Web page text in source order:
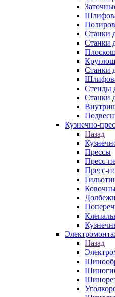
Станки
Станки
Станки
Стенды
Станки
Кузнечно-
Назад
Прессы
Пресс-
Пресс-
Назад